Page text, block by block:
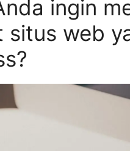
ingin
situs web